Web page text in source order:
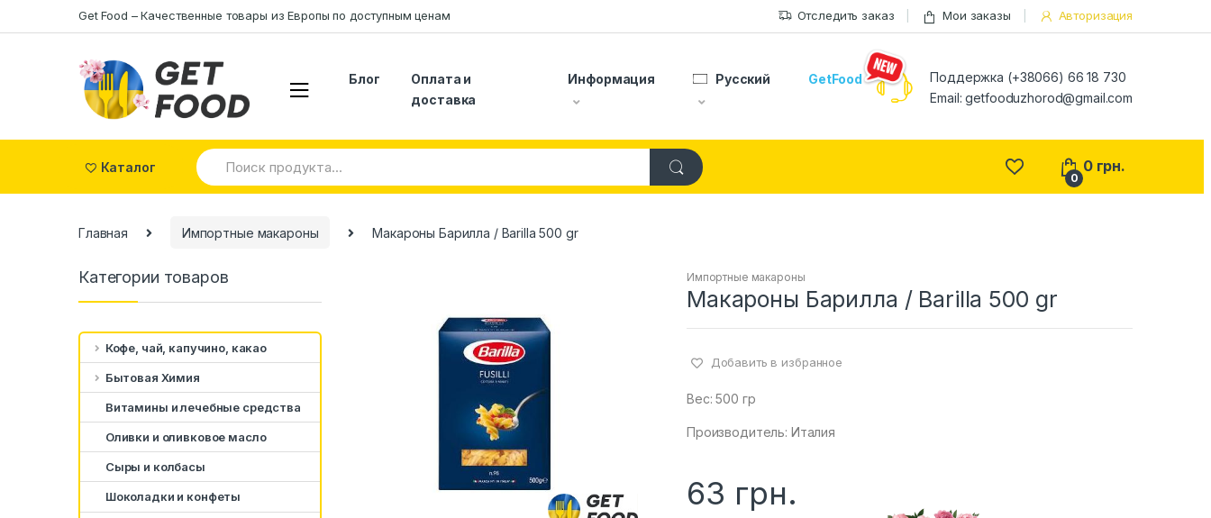
Skip to navigation
Skip to contentGet Food – Качественные товары из Eвропы по доступным ценам Отследить заказ Мои заказы Авторизация
Блог
Оплата и
доставка
Информация Русский GetFood
Поддержка (+38066) 66 18 730
Email:getfooduzhorod@gmail.com
Каталог
S
e
h
r
:
0
0 грн.
Главная Импортные макароны Макароны Барилла / Barilla 500 gr
Импортные макароны
Макароны Барилла / Barilla 500 gr
Добавить в избранное
Вес: 500 гр
Производитель: Италия
63 грн.
Категории товаров
Кофе, чай, капучино, какао
Бытовая Химия
Витамины и лечебные средства
Оливки и оливковое масло
Сыры и колбасы
Шоколадки и конфеты